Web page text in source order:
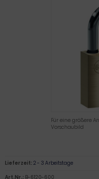
Für eine größere
Vorschaubild
Lieferzeit: 2 - 3 Arbeitstage
Art.Nr.: B-6120-600